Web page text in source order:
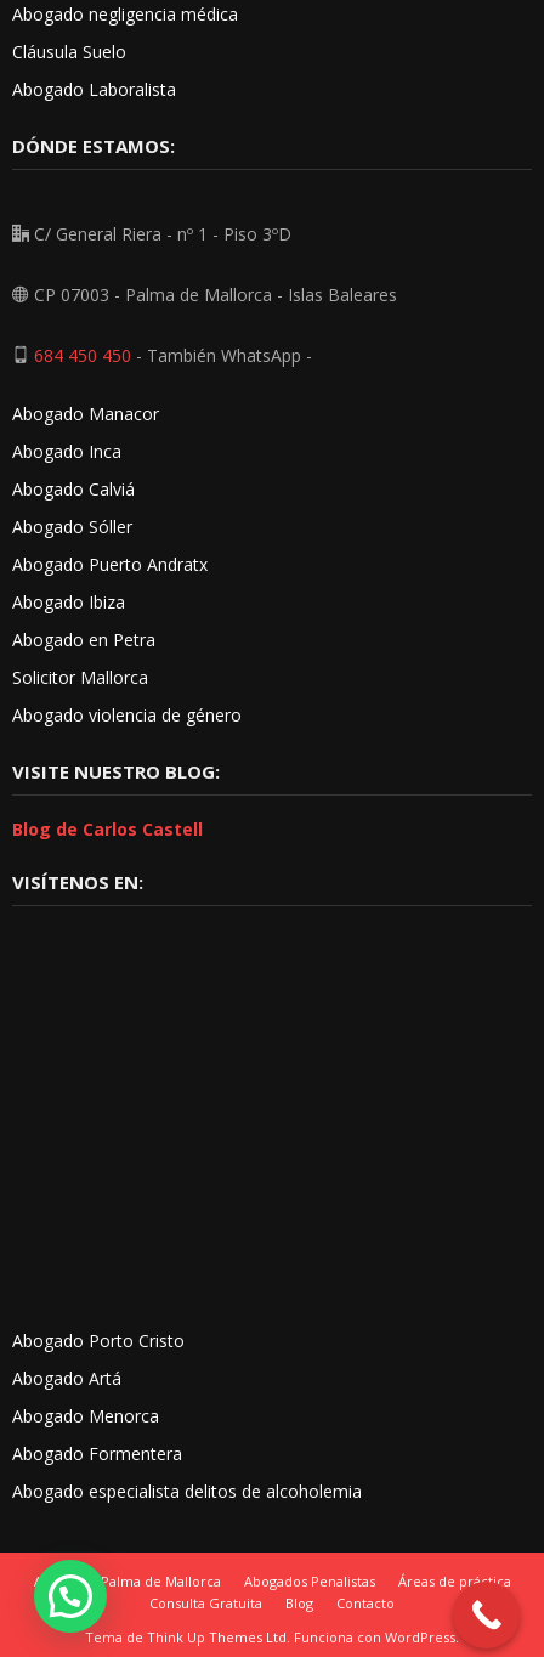
Abogado negligencia médica
Cláusula Suelo
Abogado Laboralista
DÓNDE ESTAMOS:
C/ General Riera - nº 1 - Piso 3ºD
CP 07003 - Palma de Mallorca - Islas Baleares
684 450 450 - También WhatsApp -
Abogado Manacor
Abogado Inca
Abogado Calviá
Abogado Sóller
Abogado Puerto Andratx
Abogado Ibiza
Abogado en Petra
Solicitor Mallorca
Abogado violencia de género
VISITE NUESTRO BLOG:
Blog de Carlos Castell
VISÍTENOS EN:
Abogado Porto Cristo
Abogado Artá
Abogado Menorca
Abogado Formentera
Abogado especialista delitos de alcoholemia
Abogados Palma de Mallorca Abogados Penalistas
Áreas de práctica
Consulta Gratuita
Blog
Contacto
Tema de Think Up Themes Ltd. Funciona con WordPress.